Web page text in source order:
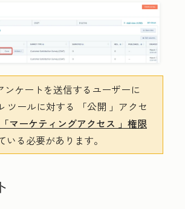
ンケートを送信するユーザーに
ツールに対する 「公開 」アクセ
「マーケティングアクセス 」権限
いる必要があります。